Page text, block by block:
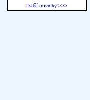
Další novinky >>>